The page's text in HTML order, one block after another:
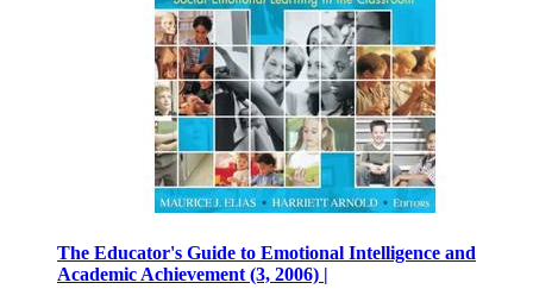
The Educator's Guide to Emotional Intelligence and
Academic Achievement (3, 2006) |